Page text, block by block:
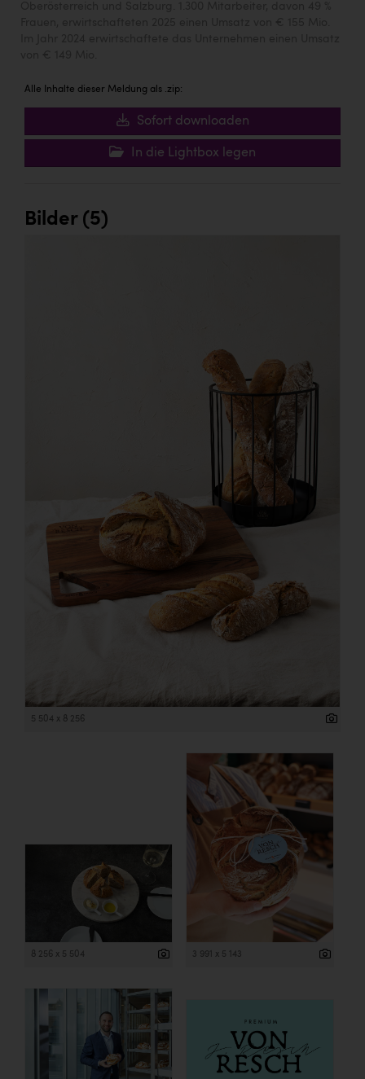
Alle Inhalte dieser Meldung als .zip:
Sofort downloaden
In die Lightbox legen
Bilder (5)
5 504 x 8 256
8 256 x 5 504 3 991 x 5 143